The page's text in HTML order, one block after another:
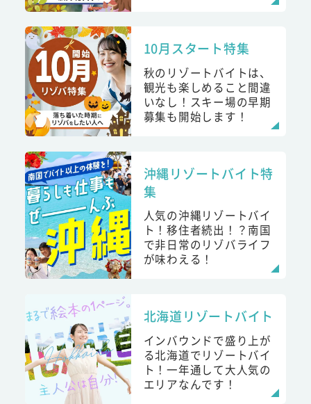
10月スタート特集
秋のリゾートバイトは、
観光も楽しめること間違
いなし！スキー場の早期
募集も開始します！
沖縄リゾートバイト特
集
人気の沖縄リゾートバイ
ト！移住者続出！？南国
で非日常のリゾバライフ
が味わえる！
北海道リゾートバイト
インバウンドで盛り上が
る北海道でリゾートバイ
ト！一年通して大人気の
エリアなんです！